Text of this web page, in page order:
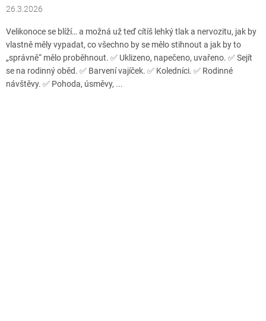
26.3.2026
Velikonoce se blíží… a možná už teď cítíš lehký tlak a nervozitu, jak by
vlastně měly vypadat, co všechno by se mělo stihnout a jak by to
„správně“ mělo proběhnout. ✅ Uklizeno, napečeno, uvařeno. ✅ Sejít
se na rodinný oběd. ✅ Barvení vajíček. ✅ Koledníci. ✅ Rodinné
návštěvy. ✅ Pohoda, úsměvy, ...